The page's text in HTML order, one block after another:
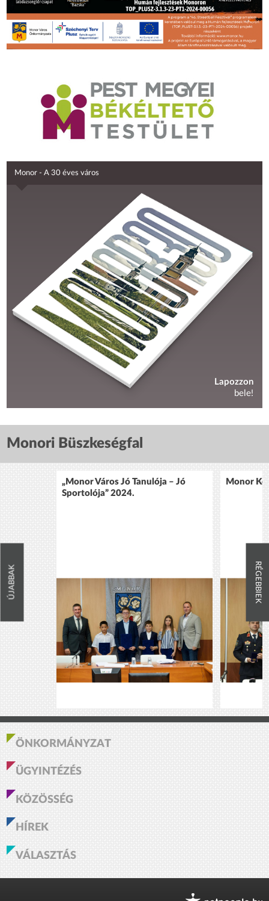
Monor - A 30 éves város
Lapozzon
bele!
Monori Büszkeségfal
ÚJABBAK
„Monor Város Jó Tanulója – Jó
Sportolója” 2024.
Monor
RÉGEBBIEK
ÖNKORMÁNYZAT
ÜGYINTÉZÉS
KÖZÖSSÉG
HÍREK
VÁLASZTÁS